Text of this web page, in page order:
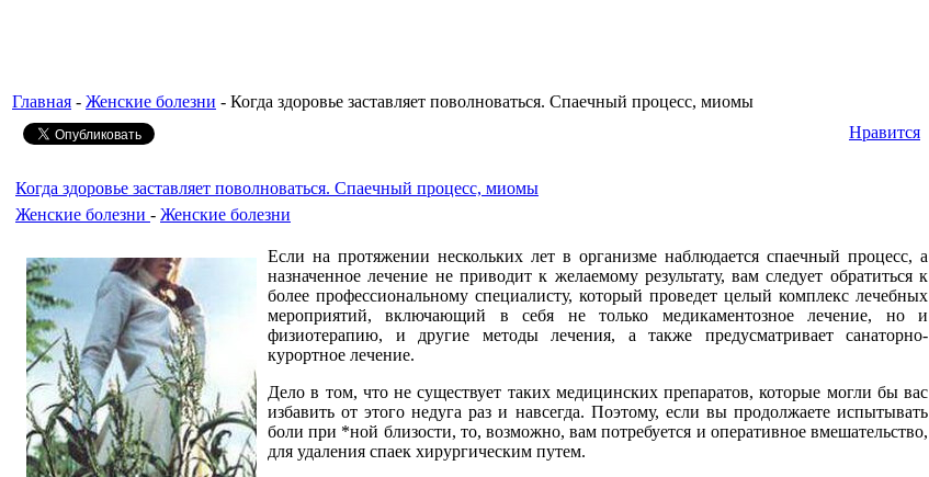
Главная - Женские болезни - Когда здоровье заставляет поволноваться. Спаечный процесс, миомы
Нравится
Когда здоровье заставляет поволноваться. Спаечный процесс, миомы
Женские болезни - Женские болезни
Если на протяжении нескольких лет в организме наблюдается спаечный процесс, а
назначенное лечение не приводит к желаемому результату, вам следует обратиться к
более профессиональному специалисту, который проведет целый комплекс лечебных
мероприятий, включающий в себя не только медикаментозное лечение, но и
физиотерапию, и другие методы лечения, а также предусматривает санаторно-
курортное лечение.
Дело в том, что не существует таких медицинских препаратов, которые могли бы вас
избавить от этого недуга раз и навсегда. Поэтому, если вы продолжаете испытывать
боли при *ной близости, то, возможно, вам потребуется и оперативное вмешательство,
для удаления спаек хирургическим путем.